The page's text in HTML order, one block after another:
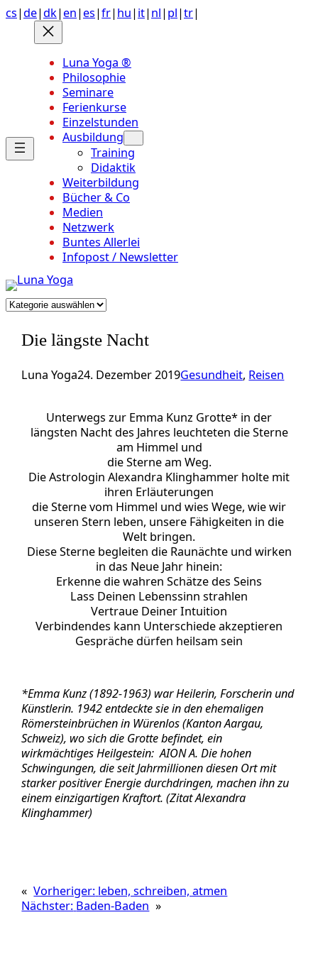
Anchor
Zum
Inhalt
springen
cs|de|dk| en| es|fr| hu| it| nl| pl|tr|
Luna Yoga ®
Philosophie
Seminare
Ferienkurse
Einzelstunden
Ausbildung
Training
Didaktik
Weiterbildung
Bücher & Co
Medien
Netzwerk
Buntes Allerlei
Infopost / Newsletter
Kategorien
Die längste Nacht
Luna Yoga24. Dezember 2019Gesundheit, Reisen
Unterwegs zur Emma Kunz Grotte* in der
längsten Nacht des Jahres leuchteten die Sterne
am Himmel und
die Sterne am Weg.
Die Astrologin Alexandra Klinghammer holte mit
ihren Erläuterungen
die Sterne vom Himmel und wies Wege, wie wir
unseren Stern leben, unsere Fähigkeiten in die
Welt bringen.
Diese Sterne begleiten die Raunächte und wirken
in das Neue Jahr hinein:
Erkenne die wahren Schätze des Seins
Lass Deinen Lebenssinn strahlen
Vertraue Deiner Intuition
Verbindendes kann Unterschiede akzeptieren
Gespräche dürfen heilsam sein
*Emma Kunz(1892-1963) war Heilerin, Forscherin und
Künstlerin. 1942 entdeckte sie in den ehemaligen
Römersteinbrüchen in Würenlos (Kanton Aargau,
Schweiz), wo sich die Grotte befindet, ein
wirkmächtiges Heilgestein: AION A. Die hohen
Schwingungen, die seit Jahrmillionen diesen Ort mit
starker positiver Energie durchdringen, machen ihn zu
einem einzigartigen Kraftort. (Zitat Alexandra
Klinghammer)
« Vorheriger: leben, schreiben, atmen
Nächster: Baden-Baden »